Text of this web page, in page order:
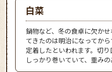
白菜
鍋物など、冬の食卓に欠か
てきたのは明治になってか
定着したといわれます。切
しっかり巻いていて、重みの